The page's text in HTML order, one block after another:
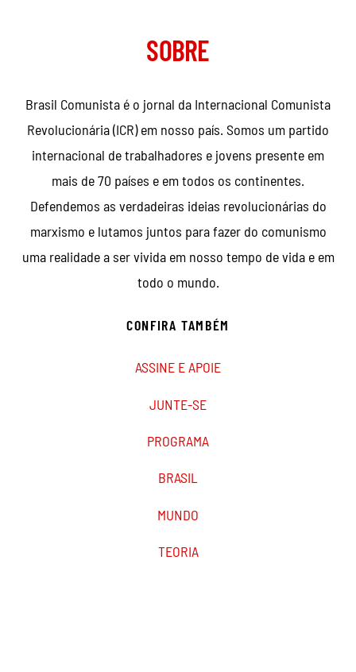
SOBRE
Brasil Comunista é o jornal da Internacional Comunista
Revolucionária (ICR) em nosso país. Somos um partido
internacional de trabalhadores e jovens presente em
mais de 70 países e em todos os continentes.
Defendemos as verdadeiras ideias revolucionárias do
marxismo e lutamos juntos para fazer do comunismo
uma realidade a ser vivida em nosso tempo de vida e em
todo o mundo.
CONFIRA TAMBÉM
ASSINE E APOIE
JUNTE-SE
PROGRAMA
BRASIL
MUNDO
TEORIA